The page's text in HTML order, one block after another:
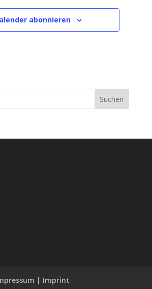
abonnieren
Suchen
| Imprint